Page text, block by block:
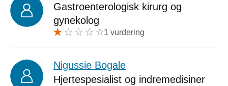
Gastroenterologisk kirurg og
gynekolog
1 vurdering
Nigussie Bogale
Hjertespesialist og indremedisiner